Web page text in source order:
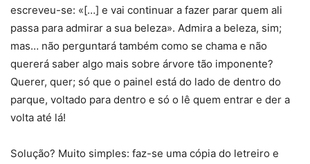
escreveu-se: «[…] e vai continuar a fazer parar quem ali
passa para admirar a sua beleza». Admira a beleza, sim;
mas… não perguntará também como se chama e não
quererá saber algo mais sobre árvore tão imponente?
Querer, quer; só que o painel está do lado de dentro do
parque, voltado para dentro e só o lê quem entrar e der a
volta até lá!
Solução? Muito simples: faz-se uma cópia do letreiro e